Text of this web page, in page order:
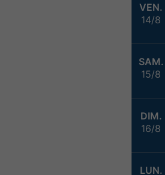
VEN.
14/8
SAM.
15/8
DIM.
16/8
LUN.